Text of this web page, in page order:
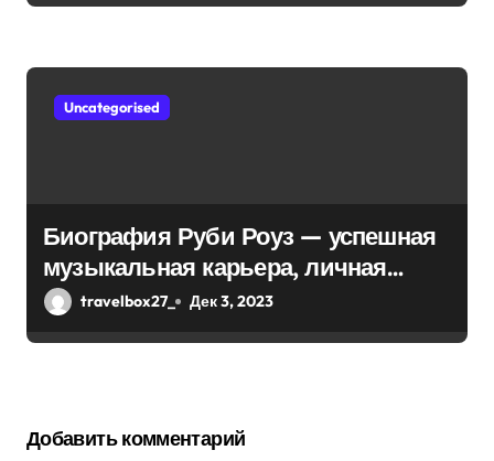
Uncategorised
Биография Руби Роуз — успешная
музыкальная карьера, личная
жизнь и знаковые достижения
travelbox27_ Дек 3, 2023
Добавить комментарий